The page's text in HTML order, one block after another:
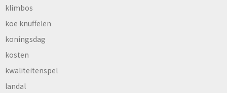
klimbos
koe knuffelen
koningsdag
kosten
kwaliteitenspel
landal